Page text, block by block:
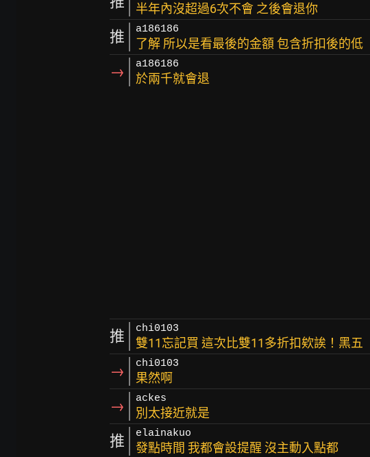
半年內沒超過6次不會 之後會退你
推 a186186
了解 所以是看最後的金額 包含折扣後的低
→ a186186
於兩千就會退
推 chi0103
雙11忘記買 這次比雙11多折扣欸誒！黑五
→ chi0103
果然啊
→ ackes
別太接近就是
推 elainakuo
發點時間 我都會設提醒 沒主動入點都